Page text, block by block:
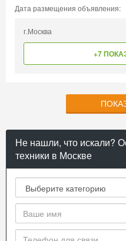
Дата размещения объявления:
г.Москва
+7
Не нашли, что искали?
техники в Москве